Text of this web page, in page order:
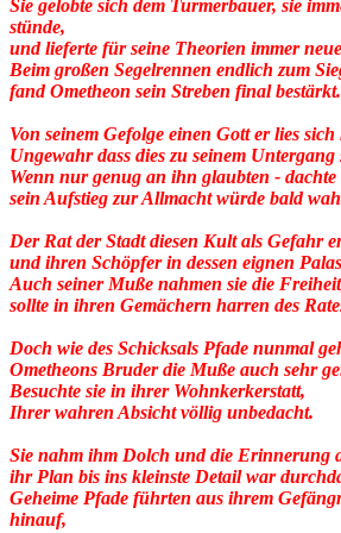
Sie gelobte sich dem Turmerbauer, sie
stünde,
und lieferte für seine Theorien immer
Beim großen Segelrennen endlich zum
fand Ometheon sein Streben final bestärkt.
Von seinem Gefolge einen Gott er lies
Ungewahr dass dies zu seinem
Wenn nur genug an ihn glaubten -
sein Aufstieg zur Allmacht würde bald
Der Rat der Stadt diesen Kult als Gefahr
und ihren Schöpfer in dessen eignen
Auch seiner Muße nahmen sie die
sollte in ihren Gemächern harren des
Doch wie des Schicksals Pfade nunmal
Ometheons Bruder die Muße auch sehr
Besuchte sie in ihrer Wohnkerkerstatt,
Ihrer wahren Absicht völlig unbedacht.
Sie nahm ihm Dolch und die Erinnerung
ihr Plan bis ins kleinste Detail war
Geheime Pfade führten aus ihrem
hinauf,